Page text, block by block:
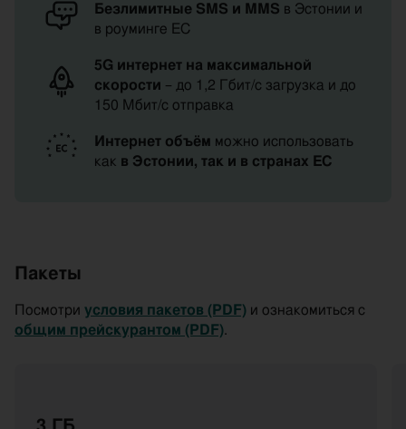
Безлимитные SMS и MMS в Эстонии и
в роуминге ЕС
5G интернет на максимальной
скорости – до 1,2 Гбит/с загрузка и до
150 Мбит/с отправка
Интернет объём можно использовать
как в Эстонии, так и в странах ЕС
Пакеты
Посмотри условия пакетов (PDF) и ознакомиться с
общим прейскурантом (PDF).